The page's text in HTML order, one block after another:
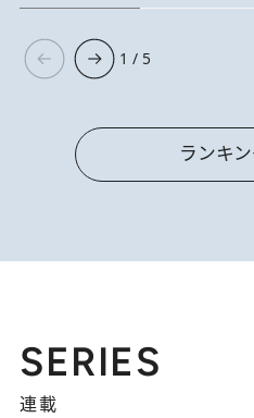
1 / 5
ランキ
SERIES
連載